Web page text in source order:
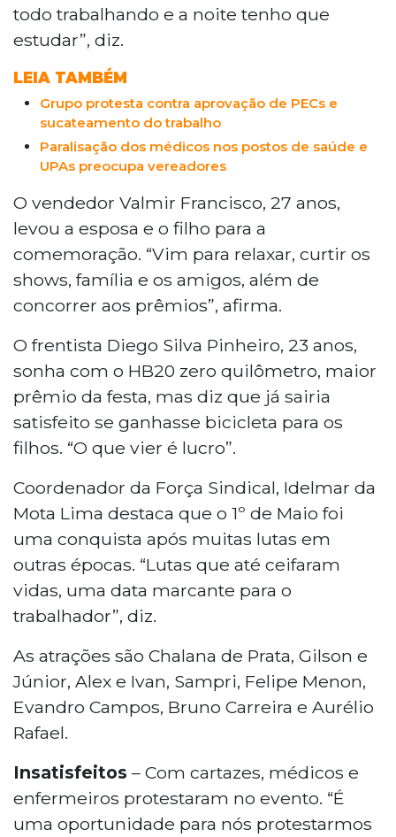
todo trabalhando e a noite tenho que
estudar”, diz.
LEIA TAMBÉM
Grupo protesta contra aprovação de PECs e
sucateamento do trabalho
Paralisação dos médicos nos postos de saúde e
UPAs preocupa vereadores
O vendedor Valmir Francisco, 27 anos,
levou a esposa e o filho para a
comemoração. “Vim para relaxar, curtir os
shows, família e os amigos, além de
concorrer aos prêmios”, afirma.
O frentista Diego Silva Pinheiro, 23 anos,
sonha com o HB20 zero quilômetro, maior
prêmio da festa, mas diz que já sairia
satisfeito se ganhasse bicicleta para os
filhos. “O que vier é lucro”.
Coordenador da Força Sindical, Idelmar da
Mota Lima destaca que o 1º de Maio foi
uma conquista após muitas lutas em
outras épocas. “Lutas que até ceifaram
vidas, uma data marcante para o
trabalhador”, diz.
As atrações são Chalana de Prata, Gilson e
Júnior, Alex e Ivan, Sampri, Felipe Menon,
Evandro Campos, Bruno Carreira e Aurélio
Rafael.
Insatisfeitos – Com cartazes, médicos e
enfermeiros protestaram no evento. “É
uma oportunidade para nós protestarmos